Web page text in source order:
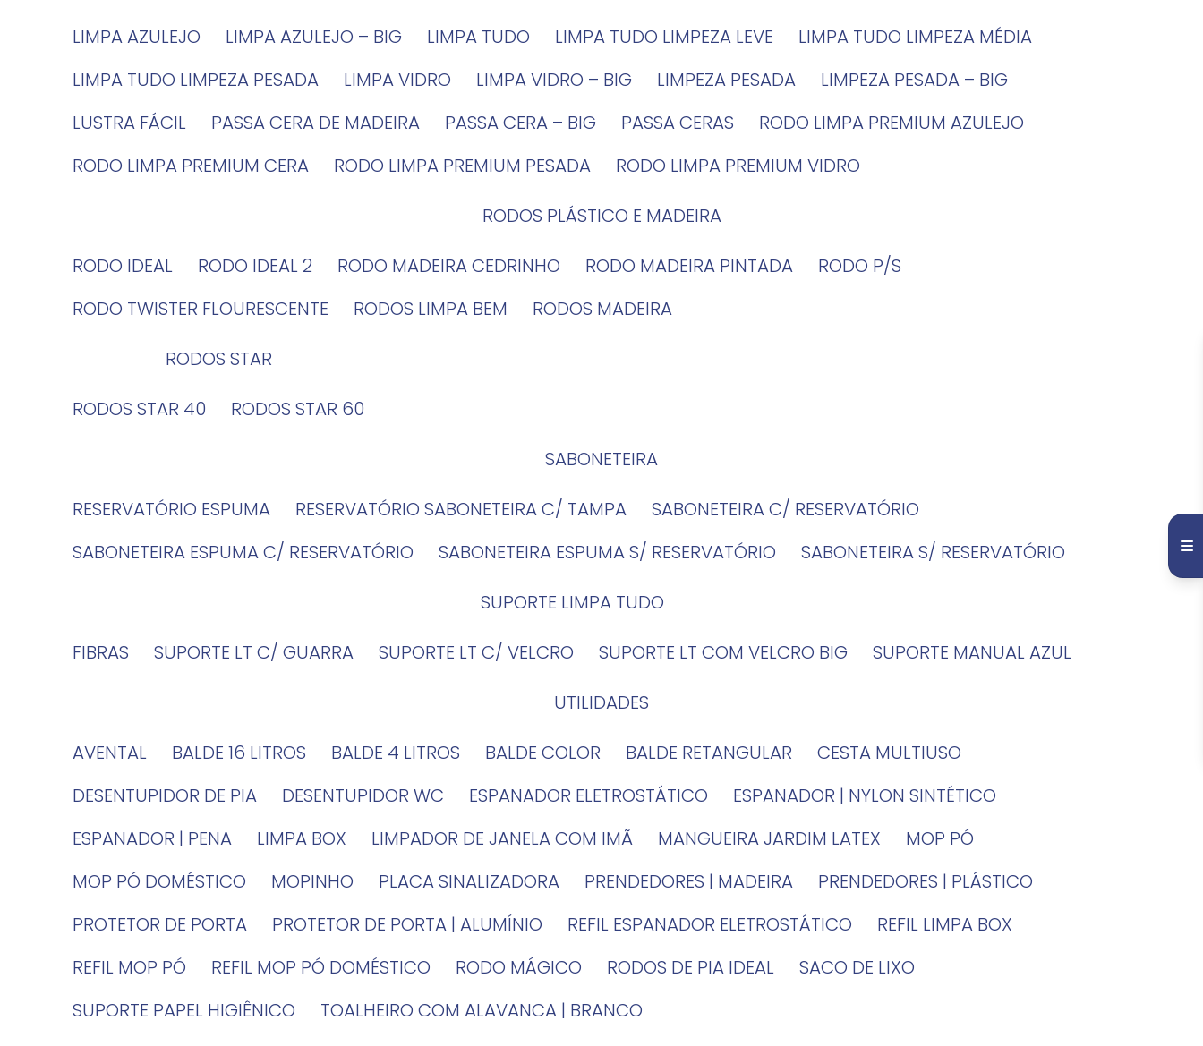
LIMPA AZULEJO
LIMPA AZULEJO – BIG LIMPA TUDO LIMPA TUDO LIMPEZA LEVE
LIMPA TUDO LIMPEZA MÉDIA
LIMPA TUDO LIMPEZA PESADA
LIMPA VIDRO LIMPA VIDRO – BIG LIMPEZA PESADA
LIMPEZA PESADA – BIG
LUSTRA FÁCIL
PASSA CERA DE MADEIRA PASSA CERA – BIG PASSA CERAS
RODO LIMPA PREMIUM AZULEJO
RODO LIMPA PREMIUM CERA
RODO LIMPA PREMIUM PESADA
RODO LIMPA PREMIUM VIDRO
RODOS PLÁSTICO E MADEIRA
RODO IDEAL
RODO IDEAL 2 RODO MADEIRA CEDRINHO RODO MADEIRA PINTADA
RODO P/S
RODO TWISTER FLOURESCENTE
RODOS LIMPA BEM
RODOS MADEIRA
RODOS STAR
RODOS STAR 40
RODOS STAR 60
SABONETEIRA
RESERVATÓRIO ESPUMA
RESERVATÓRIO SABONETEIRA C/ TAMPA
SABONETEIRA C/ RESERVATÓRIO
SABONETEIRA ESPUMA C/ RESERVATÓRIO
SABONETEIRA ESPUMA S/ RESERVATÓRIO
SABONETEIRA S/ RESERVATÓRIO
SUPORTE LIMPA TUDO
FIBRAS
SUPORTE LT C/ GUARRA SUPORTE LT C/ VELCRO SUPORTE LT COM VELCRO BIG
SUPORTE MANUAL AZUL
UTILIDADES
AVENTAL
BALDE 16 LITROS BALDE 4 LITROS BALDE COLOR BALDE RETANGULAR
CESTA MULTIUSO
DESENTUPIDOR DE PIA
DESENTUPIDOR WC ESPANADOR ELETROSTÁTICO
ESPANADOR | NYLON SINTÉTICO
ESPANADOR | PENA
LIMPA BOX LIMPADOR DE JANELA COM IMÃ MANGUEIRA JARDIM LATEX
MOP PÓ
MOP PÓ DOMÉSTICO
MOPINHO PLACA SINALIZADORA PRENDEDORES | MADEIRA
PRENDEDORES | PLÁSTICO
PROTETOR DE PORTA
PROTETOR DE PORTA | ALUMÍNIO REFIL ESPANADOR ELETROSTÁTICO
REFIL LIMPA BOX
REFIL MOP PÓ
REFIL MOP PÓ DOMÉSTICO RODO MÁGICO RODOS DE PIA IDEAL
SACO DE LIXO
SUPORTE PAPEL HIGIÊNICO
TOALHEIRO COM ALAVANCA | BRANCO